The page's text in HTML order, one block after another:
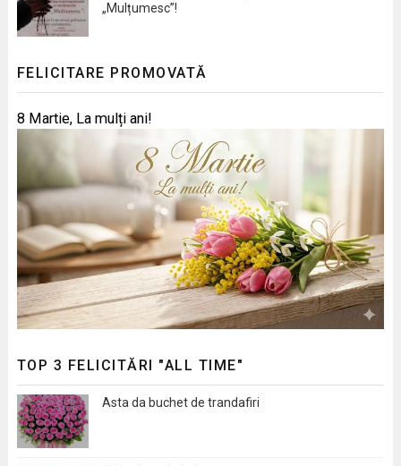
„Mulțumesc”!
FELICITARE PROMOVATĂ
8 Martie, La mulți ani!
TOP 3 FELICITĂRI "ALL TIME"
Asta da buchet de trandafiri